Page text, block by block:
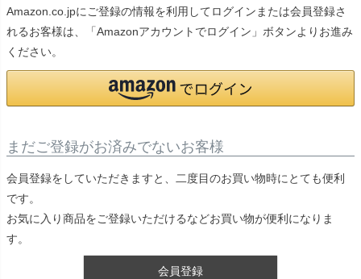
Amazon.co.jpにご登録の情報を利用してログインまたは会員登録さ
れるお客様は、「Amazonアカウントでログイン」ボタンよりお進み
ください。
まだご登録がお済みでないお客様
会員登録をしていただきますと、二度目のお買い物時にとても便利
です。
お気に入り商品をご登録いただけるなどお買い物が便利になりま
す。
会員登録